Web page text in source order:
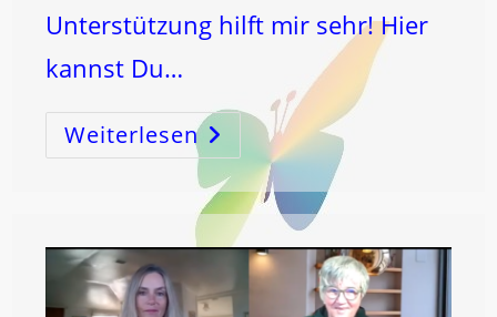
Unterstützung hilft mir sehr! Hier
kannst Du…
WeiterlesenNEUMOND
TAROT